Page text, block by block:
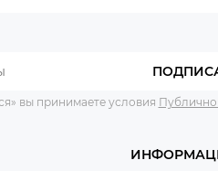
вы принимаете условия